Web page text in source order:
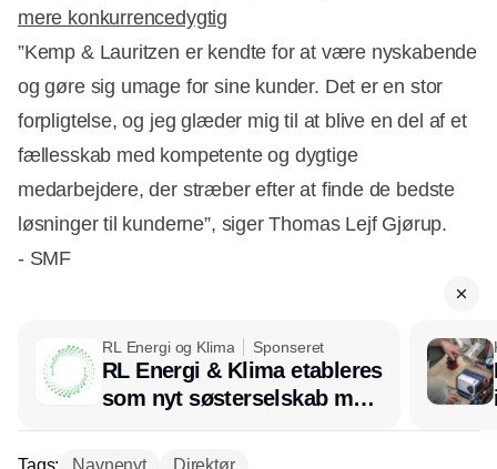
mere konkurrencedygtig
”Kemp & Lauritzen er kendte for at være nyskabende
og gøre sig umage for sine kunder. Det er en stor
forpligtelse, og jeg glæder mig til at blive en del af et
fællesskab med kompetente og dygtige
medarbejdere, der stræber efter at finde de bedste
løsninger til kunderne”, siger Thomas Lejf Gjørup.
- SMF
RL Energi og Klima Sponseret
RL Energi & Klima etableres
som nyt søsterselskab med
afsæt i RL Ventilation
Tags: Navnenyt Direktør